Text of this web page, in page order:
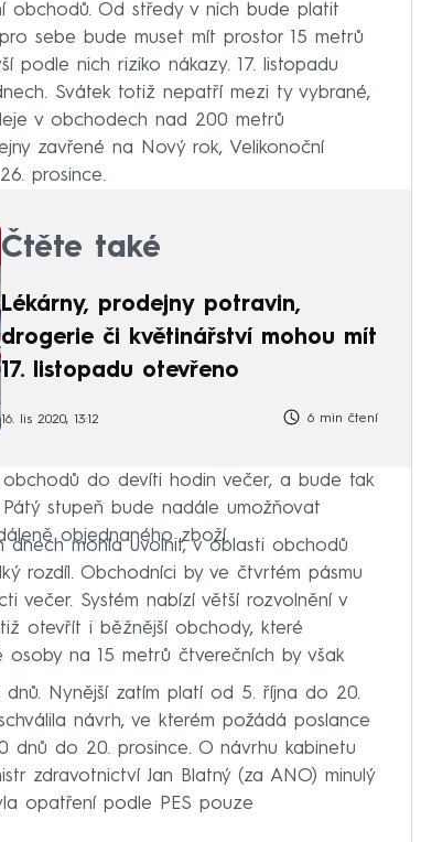
obchodů. Od středy v nich bude platit
sebe bude muset mít prostor 15 metrů
podle nich riziko nákazy. 17. listopadu
Svátek totiž nepatří mezi ty vybrané,
v obchodech nad 200 metrů
zavřené na Nový rok, Velikonoční
prosince.
Čtěte také
Lékárny, prodejny potravin,
drogerie či květinářství mohou mít
17. listopadu otevřeno
16. lis 2020, 13:12 6 min čtení
do devíti hodin večer, a bude tak
stupeň bude nadále umožňovat
objednaného zboží.
dnech mohla uvolnit, v oblasti obchodů
rozdíl. Obchodníci by ve čtvrtém pásmu
večer. Systém nabízí větší rozvolnění v
otevřít i běžnější obchody, které
na 15 metrů čtverečních by však
Nynější zatím platí od 5. října do 20.
návrh, ve kterém požádá poslance
dnů do 20. prosince. O návrhu kabinetu
zdravotnictví Jan Blatný (za ANO) minulý
opatření podle PES pouze